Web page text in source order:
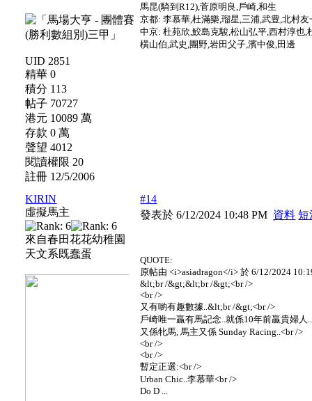
UID 2851
精華 0
積分 113
帖子 70727
港元 10089 萬
存款 0 萬
聲望 4012
閱讀權限 20
註冊 12/5/2006
馬昆(騎到R12),菅原明良,戶崎,和生
京都: 李慕華,杜滿樂,瑠星,三浦,武豊,北村友
中京: 杜苑欣,鮫島克駿,松山弘平,西村淳也,
橫山伯,武史,團野,岩田父子,濱中俊,田邊
KIRIN
虛擬馬主
來自春田花花幼稚園
天文系既蠢蛋
#14
發表於 6/12/2024 10:48 PM 資料 短
QUOTE:
原帖由 <i>asiadragon</i> 於 6/12/2024
&lt;br /&gt;&lt;br /&gt;<br />
<br />
又有喲有趣數據..&lt;br /&gt;<br />
戶崎唯一贏有馬記念..就係10年前贏貴婦
又係牝馬, 馬主又係 Sunday Racing..<br />
<br />
<br />
暫定正選:<br />
Urban Chic..李慕華<br />
Do D ...